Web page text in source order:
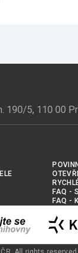
190/5, 110 00
FAQ -
FAQ -